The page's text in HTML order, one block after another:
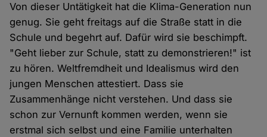
Von dieser Untätigkeit hat die Klima-Generation nun
genug. Sie geht freitags auf die Straße statt in die
Schule und begehrt auf. Dafür wird sie beschimpft.
"Geht lieber zur Schule, statt zu demonstrieren!" ist
zu hören. Weltfremdheit und Idealismus wird den
jungen Menschen attestiert. Dass sie
Zusammenhänge nicht verstehen. Und dass sie
schon zur Vernunft kommen werden, wenn sie
erstmal sich selbst und eine Familie unterhalten